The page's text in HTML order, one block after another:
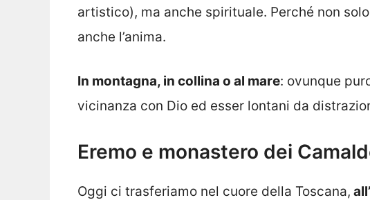
artistico), ma anche spirituale. Perché non
anche l’anima.
In montagna, in collina o al mare: ovunque
vicinanza con Dio ed esser lontani da
Eremo e monastero dei
Oggi ci trasferiamo nel cuore della Toscana,